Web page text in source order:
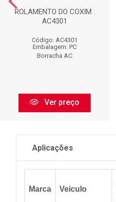
ROLAMENTO DO COXIM :
AC4301
Código: AC4301
Embalagem: PC
Borracha AC
Ver preço
Aplicações
Marca Veiculo